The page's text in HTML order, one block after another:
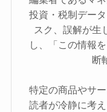
投資・税制デー
スク、誤解が生
し、「この情報
断
特定の商品やサ
読者が冷静に考